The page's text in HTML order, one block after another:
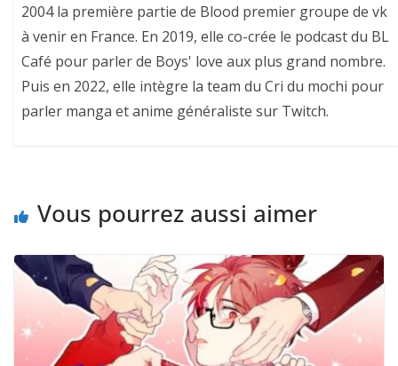
2004 la première partie de Blood premier groupe de vk
à venir en France. En 2019, elle co-crée le podcast du BL
Café pour parler de Boys' love aux plus grand nombre.
Puis en 2022, elle intègre la team du Cri du mochi pour
parler manga et anime généraliste sur Twitch.
Vous pourrez aussi aimer